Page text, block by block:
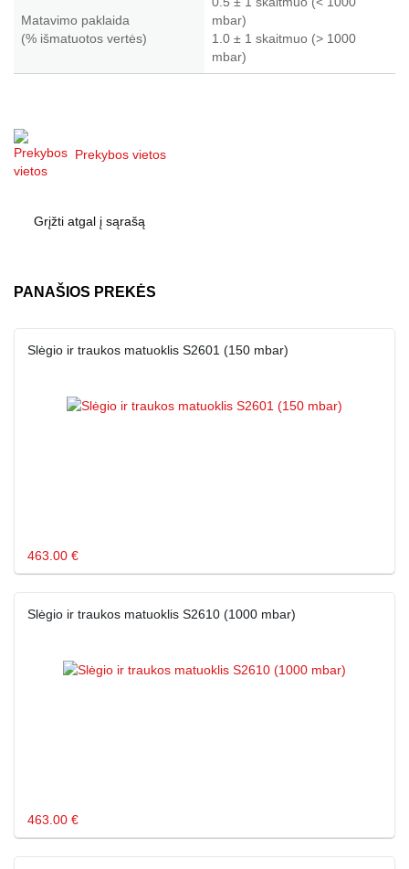
Matavimo paklaida
(% išmatuotos vertės)
mbar)
1.0 ± 1 skaitmuo (> 1000
mbar)
Prekybos vietos
Grįžti atgal į sąrašą
PANAŠIOS PREKĖS
Slėgio ir traukos matuoklis S2601 (150 mbar)
463.00 €
Slėgio ir traukos matuoklis S2610 (1000 mbar)
463.00 €